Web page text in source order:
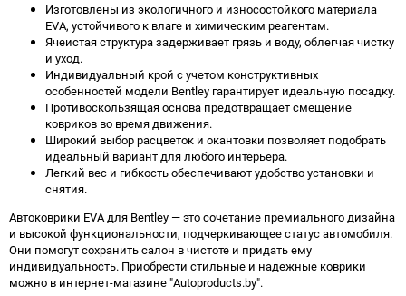
Изготовлены из экологичного и износостойкого материала
EVA, устойчивого к влаге и химическим реагентам.
Ячеистая структура задерживает грязь и воду, облегчая чистку
и уход.
Индивидуальный крой с учетом конструктивных
особенностей модели Bentley гарантирует идеальную посадку.
Противоскользящая основа предотвращает смещение
ковриков во время движения.
Широкий выбор расцветок и окантовки позволяет подобрать
идеальный вариант для любого интерьера.
Легкий вес и гибкость обеспечивают удобство установки и
снятия.
Автоковрики EVA для Bentley — это сочетание премиального дизайна
и высокой функциональности, подчеркивающее статус автомобиля.
Они помогут сохранить салон в чистоте и придать ему
индивидуальность. Приобрести стильные и надежные коврики
можно в интернет-магазине "Autoproducts.by".